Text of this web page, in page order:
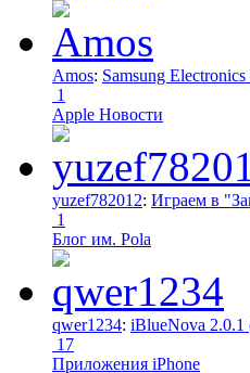
Amos: Samsung
1
Apple Новости
yuzef782012: Играем в
1
Блог им. Pola
qwer1234: iBlueNova
17
Приложения iPhone